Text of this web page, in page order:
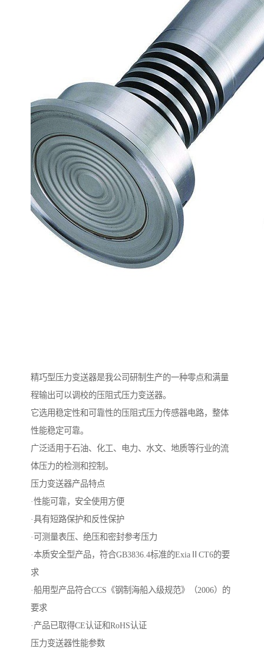
精巧型压力变送器是我公司研制生产的一种零点和满量
程输出可以调校的压阻式压力变送器。
它选用稳定性和可靠性的压阻式压力传感器电路，整体
性能稳定可靠。
广泛适用于石油、化工、电力、水文、地质等行业的流
体压力的检测和控制。
压力变送器产品特点
·性能可靠，安全使用方便
·具有短路保护和反性保护
·可测量表压、绝压和密封参考压力
·本质安全型产品，符合GB3836.4标准的ExiaⅡCT6的要
求
·船用型产品符合CCS《钢制海船入级规范》（2006）的
要求
·产品已取得CE认证和RoHS认证
压力变送器性能参数